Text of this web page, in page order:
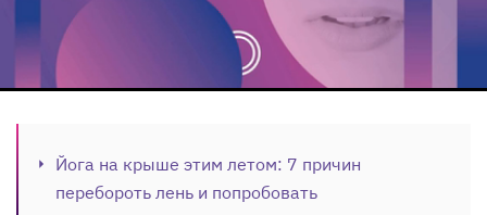
Йога на крыше этим летом: 7 причин
перебороть лень и попробовать